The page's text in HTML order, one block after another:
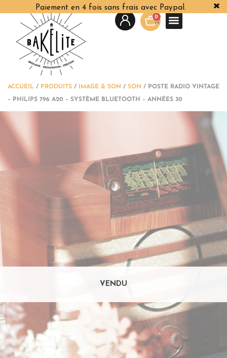
Paiement en 4 fois sans frais avec Paypal.
0
ACCUEIL / PRODUITS / IMAGE & SON / SON / POSTE RADIO VINTAGE
– PHILIPS 796 A20 – SYSTÈME BLUETOOTH – ANNÉES 30